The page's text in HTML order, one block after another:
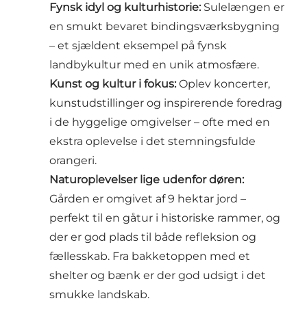
Fynsk idyl og kulturhistorie: Sulelængen er
en smukt bevaret bindingsværksbygning
– et sjældent eksempel på fynsk
landbykultur med en unik atmosfære.
Kunst og kultur i fokus: Oplev koncerter,
kunstudstillinger og inspirerende foredrag
i de hyggelige omgivelser – ofte med en
ekstra oplevelse i det stemningsfulde
orangeri.
Naturoplevelser lige udenfor døren:
Gården er omgivet af 9 hektar jord –
perfekt til en gåtur i historiske rammer, og
der er god plads til både refleksion og
fællesskab. Fra bakketoppen med et
shelter og bænk er der god udsigt i det
smukke landskab.